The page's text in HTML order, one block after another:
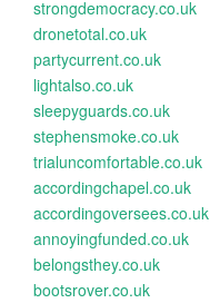
strongdemocracy.co.uk
dronetotal.co.uk
partycurrent.co.uk
lightalso.co.uk
sleepyguards.co.uk
stephensmoke.co.uk
trialuncomfortable.co.uk
accordingchapel.co.uk
accordingoversees.co.uk
annoyingfunded.co.uk
belongsthey.co.uk
bootsrover.co.uk